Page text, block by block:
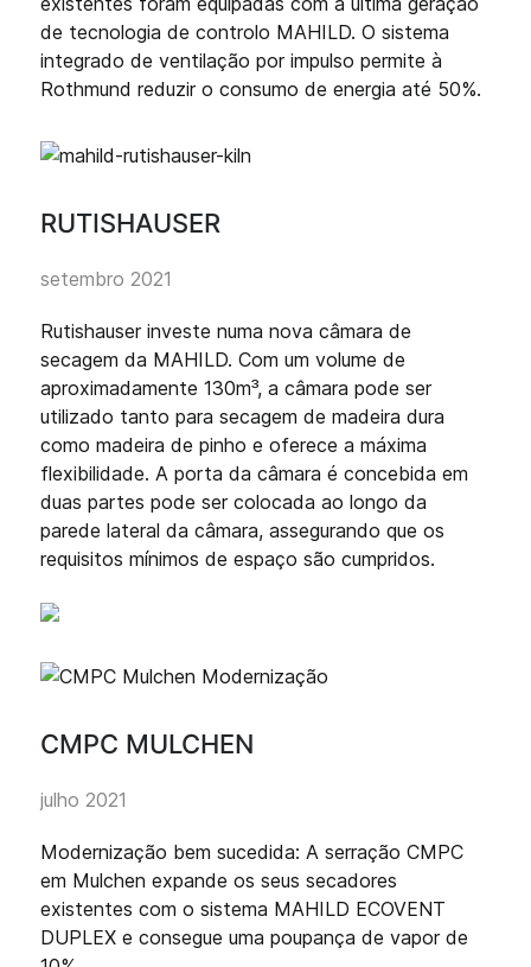
de tecnologia de controlo MAHILD. O sistema
integrado de ventilação por impulso permite à
Rothmund reduzir o consumo de energia até 50%.
RUTISHAUSER
setembro 2021
Rutishauser investe numa nova câmara de
secagem da MAHILD. Com um volume de
aproximadamente 130m³, a câmara pode ser
utilizado tanto para secagem de madeira dura
como madeira de pinho e oferece a máxima
flexibilidade. A porta da câmara é concebida em
duas partes pode ser colocada ao longo da
parede lateral da câmara, assegurando que os
requisitos mínimos de espaço são cumpridos.
CMPC MULCHEN
julho 2021
Modernização bem sucedida: A serração CMPC
em Mulchen expande os seus secadores
existentes com o sistema MAHILD ECOVENT
DUPLEX e consegue uma poupança de vapor de